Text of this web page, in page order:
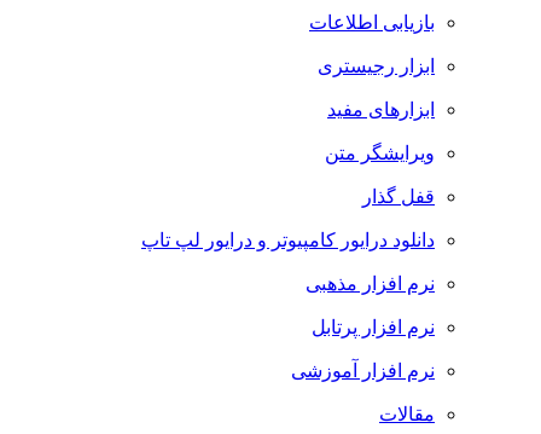
بازیابی اطلاعات
ابزار رجیستری
ابزارهای مفید
ویرایشگر متن
قفل گذار
دانلود درایور کامپیوتر و درایور لپ تاپ
نرم افزار مذهبی
نرم افزار پرتابل
نرم افزار آموزشی
مقالات